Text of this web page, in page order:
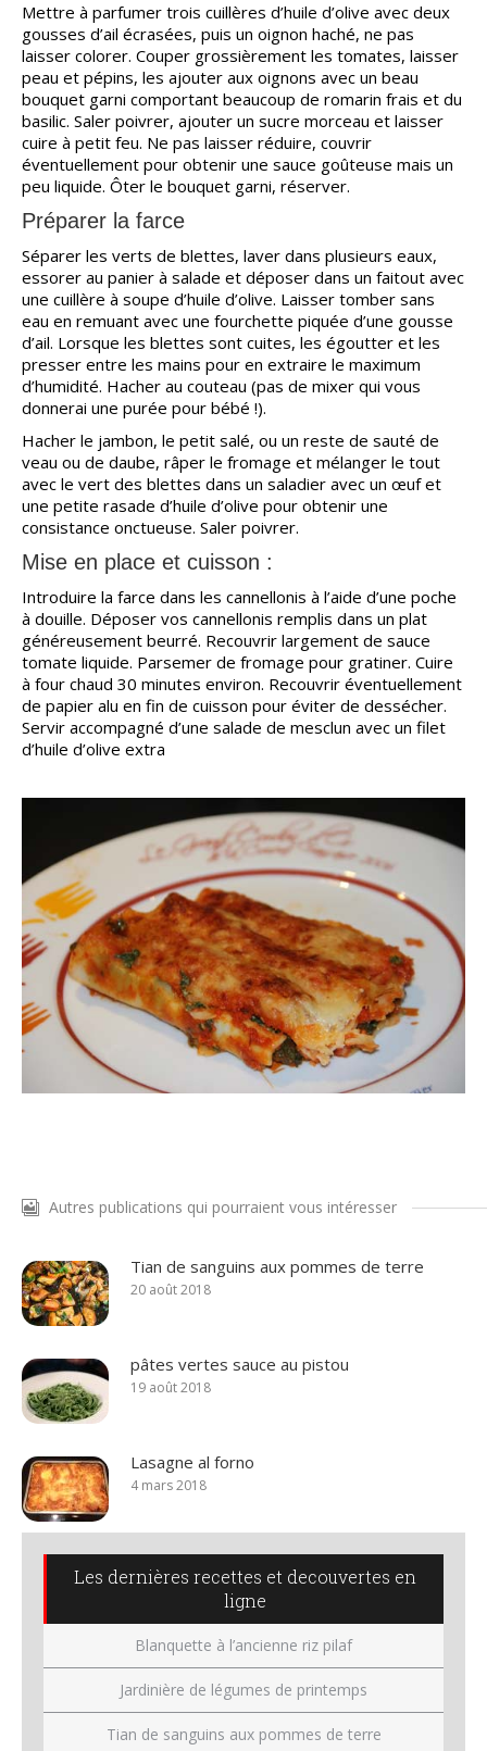
Mettre à parfumer trois cuillères d’huile d’olive avec deux
gousses d’ail écrasées, puis un oignon haché, ne pas
laisser colorer. Couper grossièrement les tomates, laisser
peau et pépins, les ajouter aux oignons avec un beau
bouquet garni comportant beaucoup de romarin frais et du
basilic. Saler poivrer, ajouter un sucre morceau et laisser
cuire à petit feu. Ne pas laisser réduire, couvrir
éventuellement pour obtenir une sauce goûteuse mais un
peu liquide. Ôter le bouquet garni, réserver.
Préparer la farce
Séparer les verts de blettes, laver dans plusieurs eaux,
essorer au panier à salade et déposer dans un faitout avec
une cuillère à soupe d’huile d’olive. Laisser tomber sans
eau en remuant avec une fourchette piquée d’une gousse
d’ail. Lorsque les blettes sont cuites, les égoutter et les
presser entre les mains pour en extraire le maximum
d’humidité. Hacher au couteau (pas de mixer qui vous
donnerai une purée pour bébé !).
Hacher le jambon, le petit salé, ou un reste de sauté de
veau ou de daube, râper le fromage et mélanger le tout
avec le vert des blettes dans un saladier avec un œuf et
une petite rasade d’huile d’olive pour obtenir une
consistance onctueuse. Saler poivrer.
Mise en place et cuisson :
Introduire la farce dans les cannellonis à l’aide d’une poche
à douille. Déposer vos cannellonis remplis dans un plat
généreusement beurré. Recouvrir largement de sauce
tomate liquide. Parsemer de fromage pour gratiner. Cuire
à four chaud 30 minutes environ. Recouvrir éventuellement
de papier alu en fin de cuisson pour éviter de dessécher.
Servir accompagné d’une salade de mesclun avec un filet
d’huile d’olive extra
Autres publications qui pourraient vous intéresser
Tian de sanguins aux pommes de terre
20 août 2018
pâtes vertes sauce au pistou
19 août 2018
Lasagne al forno
4 mars 2018
Les dernières recettes et decouvertes en
ligne
Blanquette à l’ancienne riz pilaf
Jardinière de légumes de printemps
Tian de sanguins aux pommes de terre